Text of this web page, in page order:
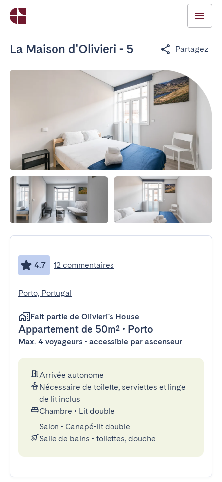
La Maison d'Olivieri - 5 Partagez
4.7 12 commentaires
Porto, Portugal
Fait partie de Olivieri's House
Appartement de 50m² • Porto
Max. 4 voyageurs • accessible par ascenseur
Arrivée autonome
Nécessaire de toilette, serviettes et linge
de lit inclus
Chambre • Lit double
Salon • Canapé-lit double
Salle de bains • toilettes, douche